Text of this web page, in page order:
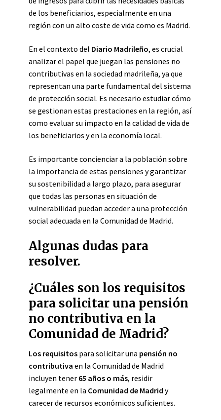
de los beneficiarios, especialmente en una
región con un alto coste de vida como es Madrid.
En el contexto del Diario Madrileño, es crucial
analizar el papel que juegan las pensiones no
contributivas en la sociedad madrileña, ya que
representan una parte fundamental del sistema
de protección social. Es necesario estudiar cómo
se gestionan estas prestaciones en la región, así
como evaluar su impacto en la calidad de vida de
los beneficiarios y en la economía local.
Es importante concienciar a la población sobre
la importancia de estas pensiones y garantizar
su sostenibilidad a largo plazo, para asegurar
que todas las personas en situación de
vulnerabilidad puedan acceder a una protección
social adecuada en la Comunidad de Madrid.
Algunas dudas para
resolver.
¿Cuáles son los requisitos
para solicitar una pensión
no contributiva en la
Comunidad de Madrid?
Los requisitos para solicitar una pensión no
contributiva en la Comunidad de Madrid
incluyen tener 65 años o más, residir
legalmente en la Comunidad de Madrid y
carecer de recursos económicos suficientes.